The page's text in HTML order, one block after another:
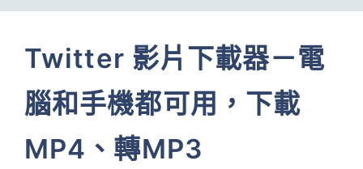
Twitter 影片下載器－電
腦和手機都可用，下載
MP4、轉MP3